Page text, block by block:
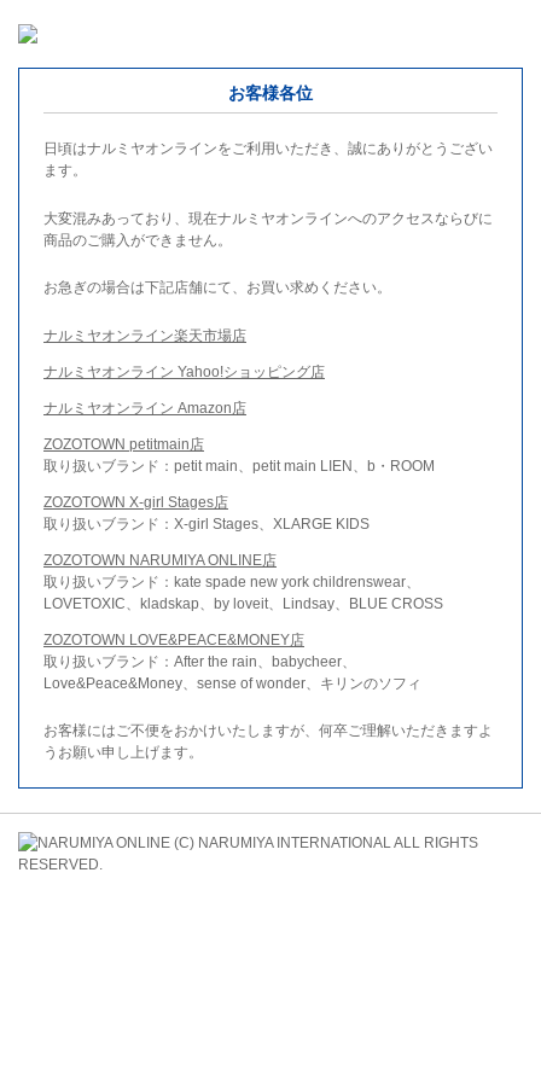
お客様各位
日頃はナルミヤオンラインをご利用いただき、誠にありがとうござい
ます。
大変混みあっており、現在ナルミヤオンラインへのアクセスならびに
商品のご購入ができません。
お急ぎの場合は下記店舗にて、お買い求めください。
ナルミヤオンライン楽天市場店
ナルミヤオンライン Yahoo!ショッピング店
ナルミヤオンライン Amazon店
ZOZOTOWN petitmain店
取り扱いブランド：petit main、petit main LIEN、b・ROOM
ZOZOTOWN X-girl Stages店
取り扱いブランド：X-girl Stages、XLARGE KIDS
ZOZOTOWN NARUMIYA ONLINE店
取り扱いブランド：kate spade new york childrenswear、
LOVETOXIC、kladskap、by loveit、Lindsay、BLUE CROSS
ZOZOTOWN LOVE&PEACE&MONEY店
取り扱いブランド：After the rain、babycheer、
Love&Peace&Money、sense of wonder、キリンのソフィ
お客様にはご不便をおかけいたしますが、何卒ご理解いただきますよ
うお願い申し上げます。